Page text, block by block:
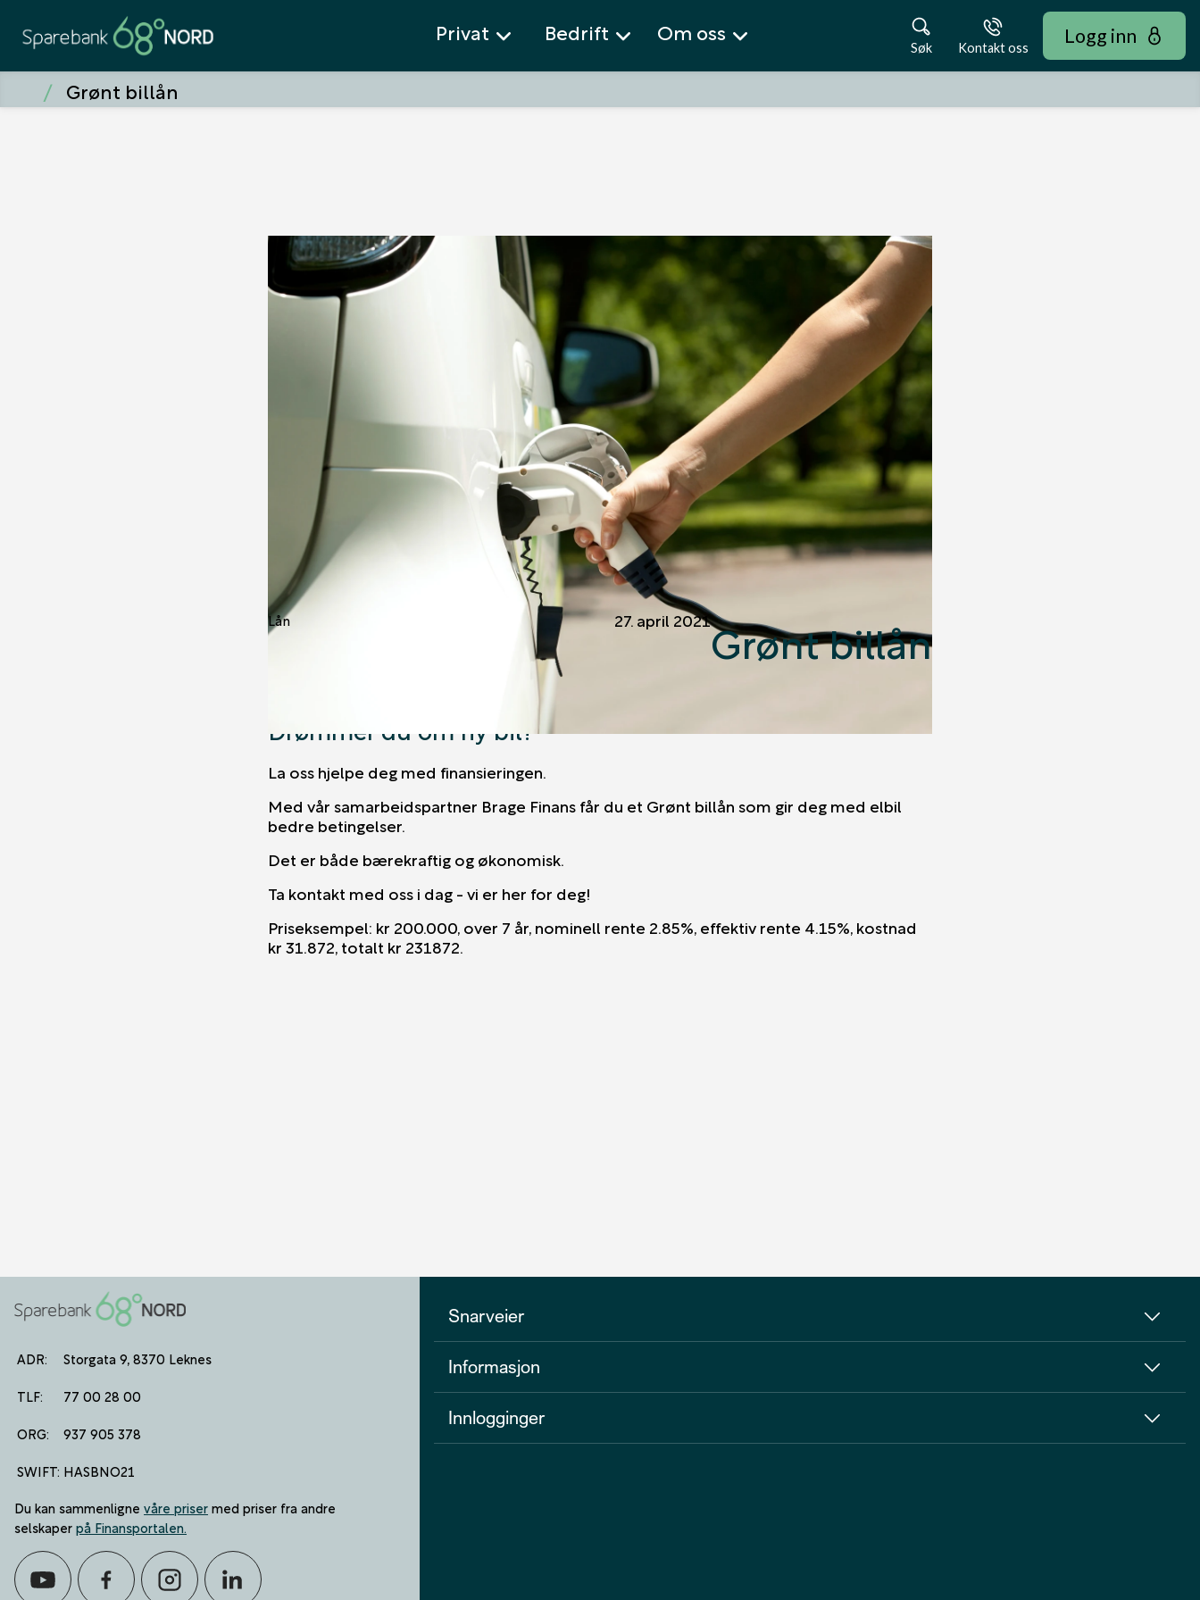
Grønt billån
Privat Bedrift Om oss
Søk Kontakt oss
Logg inn
Lån Grønt billån
27. april 2021
Drømmer du om ny bil?
La oss hjelpe deg med finansieringen.
Med vår samarbeidspartner Brage Finans får du et Grønt billån som gir deg med elbil
bedre betingelser.
Det er både bærekraftig og økonomisk.
Ta kontakt med oss i dag - vi er her for deg!
Priseksempel: kr 200.000, over 7 år, nominell rente 2.85%, effektiv rente 4.15%, kostnad
kr 31.872, totalt kr 231872.
Snarveier
Informasjon
Innlogginger
ADR:
Storgata 9, 8370 Leknes
TLF:
77 00 28 00
ORG:
937 905 378
SWIFT: HASBNO21
Du kan sammenlignevåre prisermed priser fra andre
selskaperpå Finansportalen.